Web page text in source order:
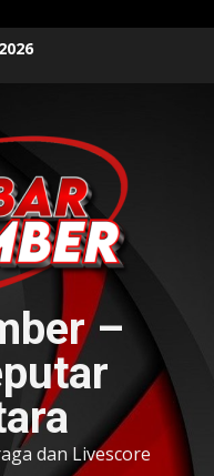
–
dan Livescore